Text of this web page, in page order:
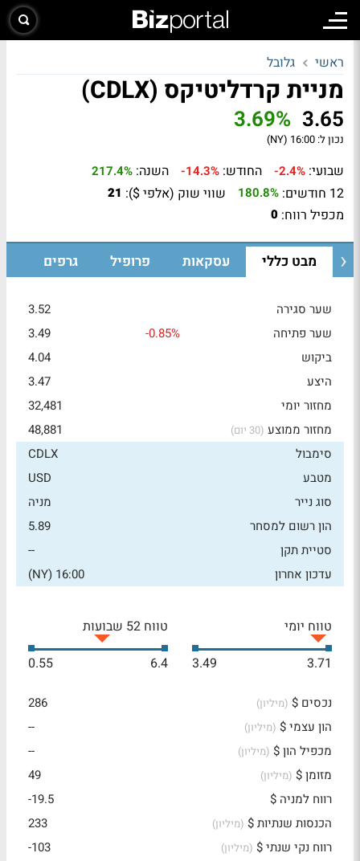
ראשי גלובל
מניית קרדליטיקס (CDLX)
3.65
3.69%
נכון ל: 16:00 (NY)
שבועי: -2.4% החודש: -14.3% השנה: 217.4%
12 חודשים: 180.8% שווי שוק (אלפי $): 21
מכפיל רווח: 0
מבט כללי עסקאות פרופיל גרפים
שער סגירה
3.52
שער פתיחה
-0.85%
3.49
ביקוש
4.04
היצע
3.47
מחזור יומי
32,481
מחזור ממוצע (30 יום)
48,881
סימבול
CDLX
מטבע
USD
סוג נייר
מניה
הון רשום למסחר
5.89
סטיית תקן
--
עדכון אחרון
16:00 (NY)
טווח יומי
3.71
3.49
טווח 52 שבועות
6.4
0.55
נכסים $ (מיליון)
286
הון עצמי $ (מיליון)
--
מכפיל הון $ (מיליון)
--
מזומן $ (מיליון)
49
רווח למניה $
-19.5
הכנסות שנתיות $ (מיליון)
233
רווח נקי שנתי $ (מיליון)
-103